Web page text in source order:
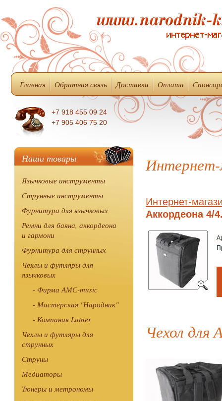
Главная Обратная связь Доставка Оплата
+7 918 455 09 24
+7 905 406 75 20
Наши товары
Язычковые инструменты
Струнные инструменты
Фурнитура для язычковых
Ремни для баяна, аккордеона
и гармони
Фурнитура для струнных
Чехлы и футляры для
язычковых
- Фирма АМС-music
- Мастерская "Народник"
- Компания Lutner
Чехлы и футляры для
струнных
Струны
Медиаторы
Тюнеры и метрономы
Интернет-
Интернет-
Аккордеона 4/
Чехол для